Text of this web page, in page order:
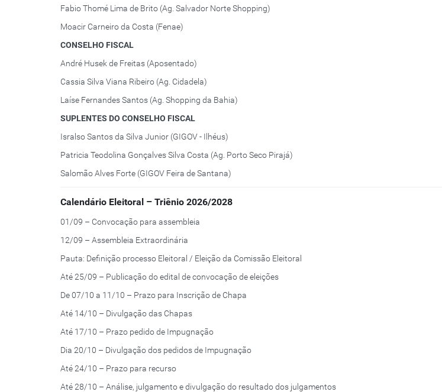
Fabio Thomé Lima de Brito (Ag. Salvador Norte Shopping)
Moacir Carneiro da Costa (Fenae)
CONSELHO FISCAL
André Husek de Freitas (Aposentado)
Cassia Silva Viana Ribeiro (Ag. Cidadela)
Laíse Fernandes Santos (Ag. Shopping da Bahia)
SUPLENTES DO CONSELHO FISCAL
Isralso Santos da Silva Junior (GIGOV - Ilhéus)
Patricia Teodolina Gonçalves Silva Costa (Ag. Porto Seco Pirajá)
Salomão Alves Forte (GIGOV Feira de Santana)
Calendário Eleitoral – Triênio 2026/2028
01/09 – Convocação para assembleia
12/09 – Assembleia Extraordinária
Pauta: Definição processo Eleitoral / Eleição da Comissão Eleitoral
Até 25/09 – Publicação do edital de convocação de eleições
De 07/10 a 11/10 – Prazo para Inscrição de Chapa
Até 14/10 – Divulgação das Chapas
Até 17/10 – Prazo pedido de Impugnação
Dia 20/10 – Divulgação dos pedidos de Impugnação
Até 24/10 – Prazo para recurso
Até 28/10 – Análise, julgamento e divulgação do resultado dos julgamentos